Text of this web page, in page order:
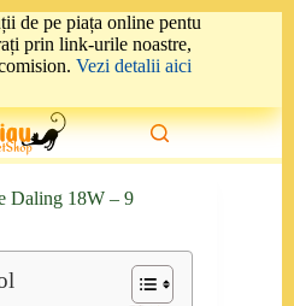
de pe piața online pentu
prin link-urile noastre,
Vezi detalii aici
Daling 18W – 9